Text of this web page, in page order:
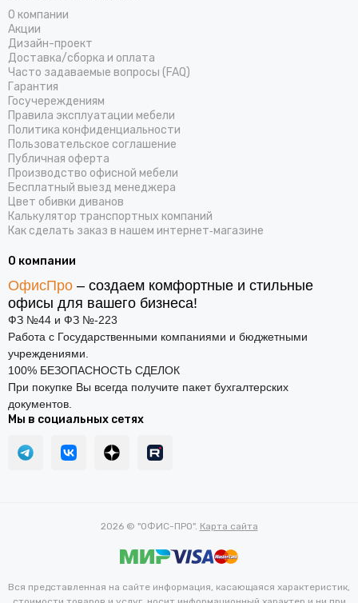
О компании
Акции
Дизайн-проект
Доставка/cборка и оплата
Часто задаваемые вопросы (FAQ)
Гарантия
Госучереждениям
Правила эксплуатации мебели
Политика конфиденциальности
Пользовательское соглашение
Публичная оферта
Производство офисной мебели
Бесплатный выезд менеджера
Цвет обивки диванов
Калькулятор транспортных компаний
Как сделать заказ в нашем интернет‑магазине
О компании
ОфисПро – создаем комфортные и стильные
офисы для вашего бизнеса!
ФЗ №44 и ФЗ №-223
Работа с Государственными компаниями и бюджетными
учреждениями.
100% БЕЗОПАСНОСТЬ СДЕЛОК
При покупке Вы всегда получите пакет бухгалтерских
документов.
Мы в социальных сетях
2026 © "ОФИС-ПРО". Карта сайта
Вся представленная на сайте информация, касающаяся характеристик,